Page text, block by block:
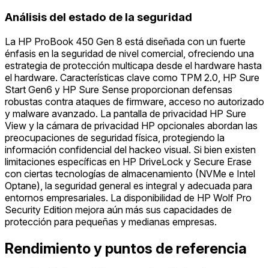
Análisis del estado de la seguridad
La HP ProBook 450 Gen 8 está diseñada con un fuerte
énfasis en la seguridad de nivel comercial, ofreciendo una
estrategia de protección multicapa desde el hardware hasta
el hardware. Características clave como TPM 2.0, HP Sure
Start Gen6 y HP Sure Sense proporcionan defensas
robustas contra ataques de firmware, acceso no autorizado
y malware avanzado. La pantalla de privacidad HP Sure
View y la cámara de privacidad HP opcionales abordan las
preocupaciones de seguridad física, protegiendo la
información confidencial del hackeo visual. Si bien existen
limitaciones específicas en HP DriveLock y Secure Erase
con ciertas tecnologías de almacenamiento (NVMe e Intel
Optane), la seguridad general es integral y adecuada para
entornos empresariales. La disponibilidad de HP Wolf Pro
Security Edition mejora aún más sus capacidades de
protección para pequeñas y medianas empresas.
Rendimiento y puntos de referencia